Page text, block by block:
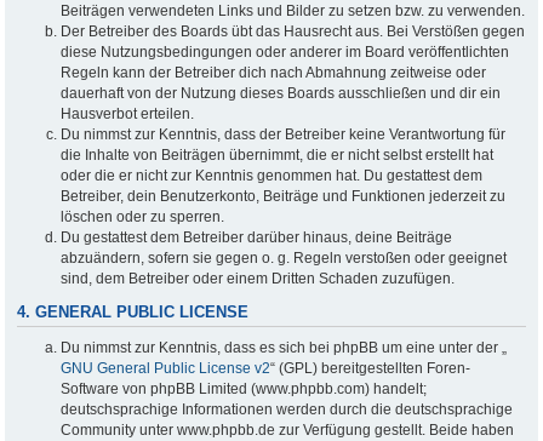
Beiträgen verwendeten Links und Bilder zu setzen bzw. zu verwenden.
Der Betreiber des Boards übt das Hausrecht aus. Bei Verstößen gegen
diese Nutzungsbedingungen oder anderer im Board veröffentlichten
Regeln kann der Betreiber dich nach Abmahnung zeitweise oder
dauerhaft von der Nutzung dieses Boards ausschließen und dir ein
Hausverbot erteilen.
Du nimmst zur Kenntnis, dass der Betreiber keine Verantwortung für
die Inhalte von Beiträgen übernimmt, die er nicht selbst erstellt hat
oder die er nicht zur Kenntnis genommen hat. Du gestattest dem
Betreiber, dein Benutzerkonto, Beiträge und Funktionen jederzeit zu
löschen oder zu sperren.
Du gestattest dem Betreiber darüber hinaus, deine Beiträge
abzuändern, sofern sie gegen o. g. Regeln verstoßen oder geeignet
sind, dem Betreiber oder einem Dritten Schaden zuzufügen.
4. GENERAL PUBLIC LICENSE
Du nimmst zur Kenntnis, dass es sich bei phpBB um eine unter der „
GNU General Public License v2“ (GPL) bereitgestellten Foren-
Software von phpBB Limited (www.phpbb.com) handelt;
deutschsprachige Informationen werden durch die deutschsprachige
Community unter www.phpbb.de zur Verfügung gestellt. Beide haben